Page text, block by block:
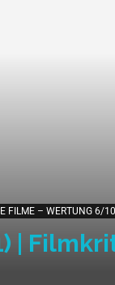
FILME – WERTUNG 6/10
|